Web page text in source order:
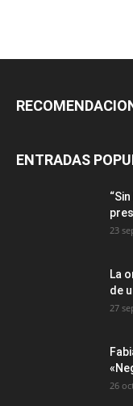
ENTRADAS
23
La
de
27
26